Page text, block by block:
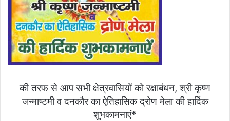
की तरफ से आप सभी क्षेत्रवासियों को रक्षाबंधन, श्री कृष्ण
जन्माष्टमी व दनकौर का ऐतिहासिक द्रोण मेला की हार्दिक
शुभकामनाएं*